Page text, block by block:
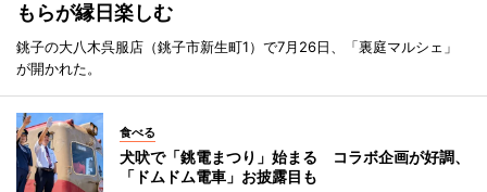
もらが縁日楽しむ
銚子の大八木呉服店（銚子市新生町1）で7月26日、「裏庭マルシェ」
が開かれた。
食べる
犬吠で「銚電まつり」始まる コラボ企画が好調、
「ドムドム電車」お披露目も